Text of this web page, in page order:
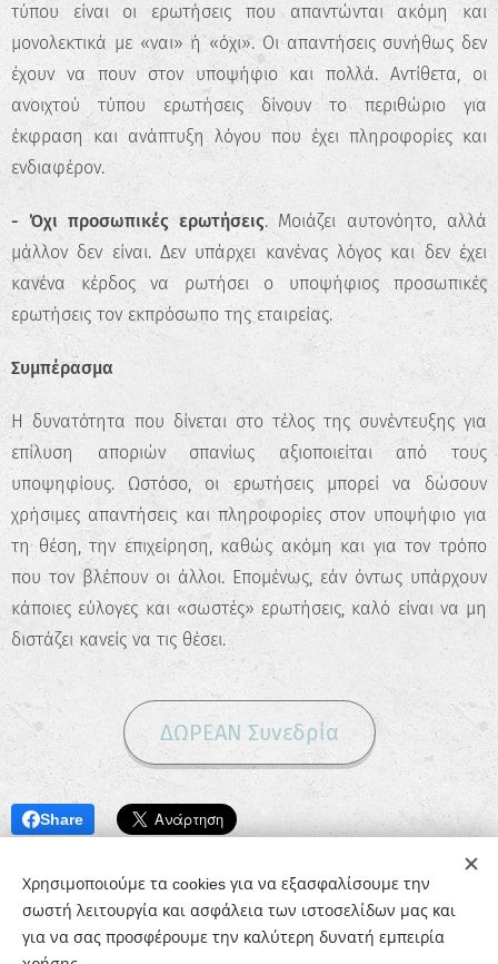
τύπου είναι οι ερωτήσεις που απαντώνται ακόμη και
μονολεκτικά με «ναι» ή «όχι». Οι απαντήσεις συνήθως δεν
έχουν να πουν στον υποψήφιο και πολλά. Αντίθετα, οι
ανοιχτού τύπου ερωτήσεις δίνουν το περιθώριο για
έκφραση και ανάπτυξη λόγου που έχει πληροφορίες και
ενδιαφέρον.
- Όχι προσωπικές ερωτήσεις. Μοιάζει αυτονόητο, αλλά
μάλλον δεν είναι. Δεν υπάρχει κανένας λόγος και δεν έχει
κανένα κέρδος να ρωτήσει ο υποψήφιος προσωπικές
ερωτήσεις τον εκπρόσωπο της εταιρείας.
Συμπέρασμα
Η δυνατότητα που δίνεται στο τέλος της συνέντευξης για
επίλυση αποριών σπανίως αξιοποιείται από τους
υποψηφίους. Ωστόσο, οι ερωτήσεις μπορεί να δώσουν
χρήσιμες απαντήσεις και πληροφορίες στον υποψήφιο για
τη θέση, την επιχείρηση, καθώς ακόμη και για τον τρόπο
που τον βλέπουν οι άλλοι. Επομένως, εάν όντως υπάρχουν
κάποιες εύλογες και «σωστές» ερωτήσεις, καλό είναι να μη
διστάζει κανείς να τις θέσει.
ΔΩΡΕΑΝ Συνεδρία
Share
Χρησιμοποιούμε τα cookies για να εξασφαλίσουμε την
σωστή λειτουργία και ασφάλεια των ιστοσελίδων μας και
για να σας προσφέρουμε την καλύτερη δυνατή εμπειρία